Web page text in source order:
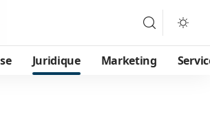
Juridique Marketing